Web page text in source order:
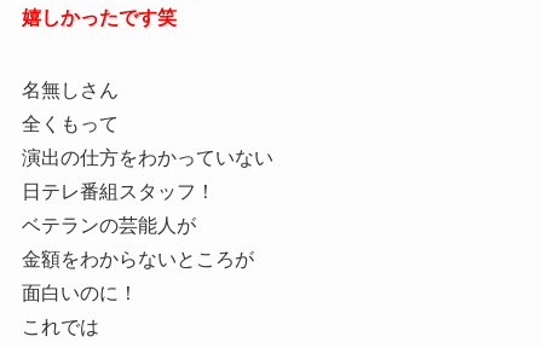
嬉しかったです笑
名無しさん
全くもって
演出の仕方をわかっていない
日テレ番組スタッフ！
ベテランの芸能人が
金額をわからないところが
面白いのに！
これでは